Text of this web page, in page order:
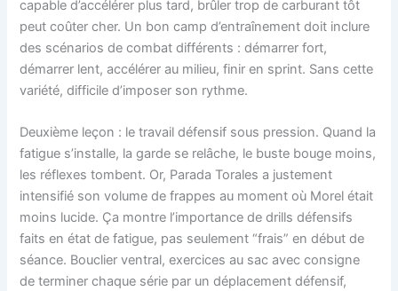
capable d’accélérer plus tard, brûler trop de carburant tôt
peut coûter cher. Un bon camp d’entraînement doit inclure
des scénarios de combat différents : démarrer fort,
démarrer lent, accélérer au milieu, finir en sprint. Sans cette
variété, difficile d’imposer son rythme.
Deuxième leçon : le travail défensif sous pression. Quand la
fatigue s’installe, la garde se relâche, le buste bouge moins,
les réflexes tombent. Or, Parada Torales a justement
intensifié son volume de frappes au moment où Morel était
moins lucide. Ça montre l’importance de drills défensifs
faits en état de fatigue, pas seulement “frais” en début de
séance. Bouclier ventral, exercices au sac avec consigne
de terminer chaque série par un déplacement défensif,